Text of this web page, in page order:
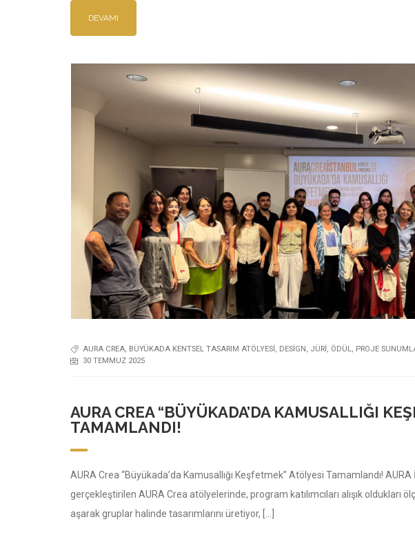
DEVAMI
AURA CREA, BÜYÜKADA KENTSEL TASARIM ATÖLYESI , DESIGN , JÜRI , ÖDÜL, PROJE
30 TEMMUZ 2025
AURA CREA “BÜYÜKADA’DA KAMUSALLIĞI
TAMAMLANDI!
AURA Crea “Büyükada’da Kamusallığı Keşfetmek” Atölyesi Tamamlandı!
gerçekleştirilen AURA Crea atölyelerinde, program katılımcıları alışık oldukları
aşarak gruplar halinde tasarımlarını üretiyor, […]